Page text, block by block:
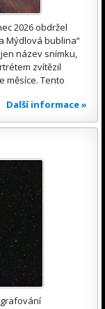
2026 obdržel
Mýdlová bublina“
název snímku,
zvítězil
měsíce. Tento
Další informace »